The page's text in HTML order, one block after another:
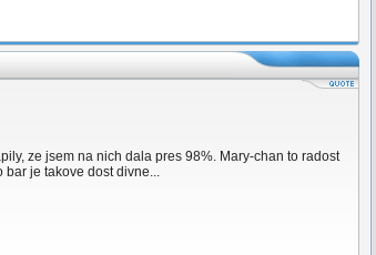
ze jsem na nich dala pres 98%. Mary-chan to radost
je takove dost divne...